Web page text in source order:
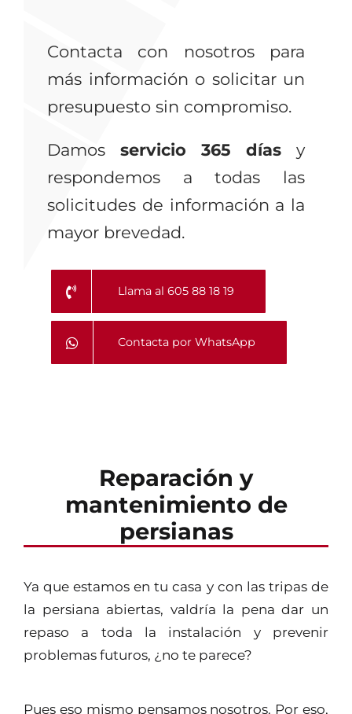
Contacta con nosotros para
más información o solicitar un
presupuesto sin compromiso.
Damos servicio 365 días y
respondemos a todas las
solicitudes de información a la
mayor brevedad.
Llama al 605 88 18 19
Contacta por WhatsApp
Reparación y
mantenimiento de
persianas
Ya que estamos en tu casa y con las tripas de
la persiana abiertas, valdría la pena dar un
repaso a toda la instalación y prevenir
problemas futuros, ¿no te parece?
Pues eso mismo pensamos nosotros. Por eso,